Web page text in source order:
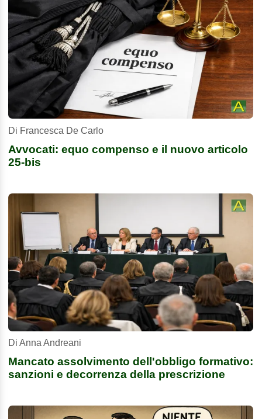
Di Francesca De Carlo
Avvocati: equo compenso e il nuovo articolo
25-bis
Di Anna Andreani
Mancato assolvimento dell'obbligo formativo:
sanzioni e decorrenza della prescrizione